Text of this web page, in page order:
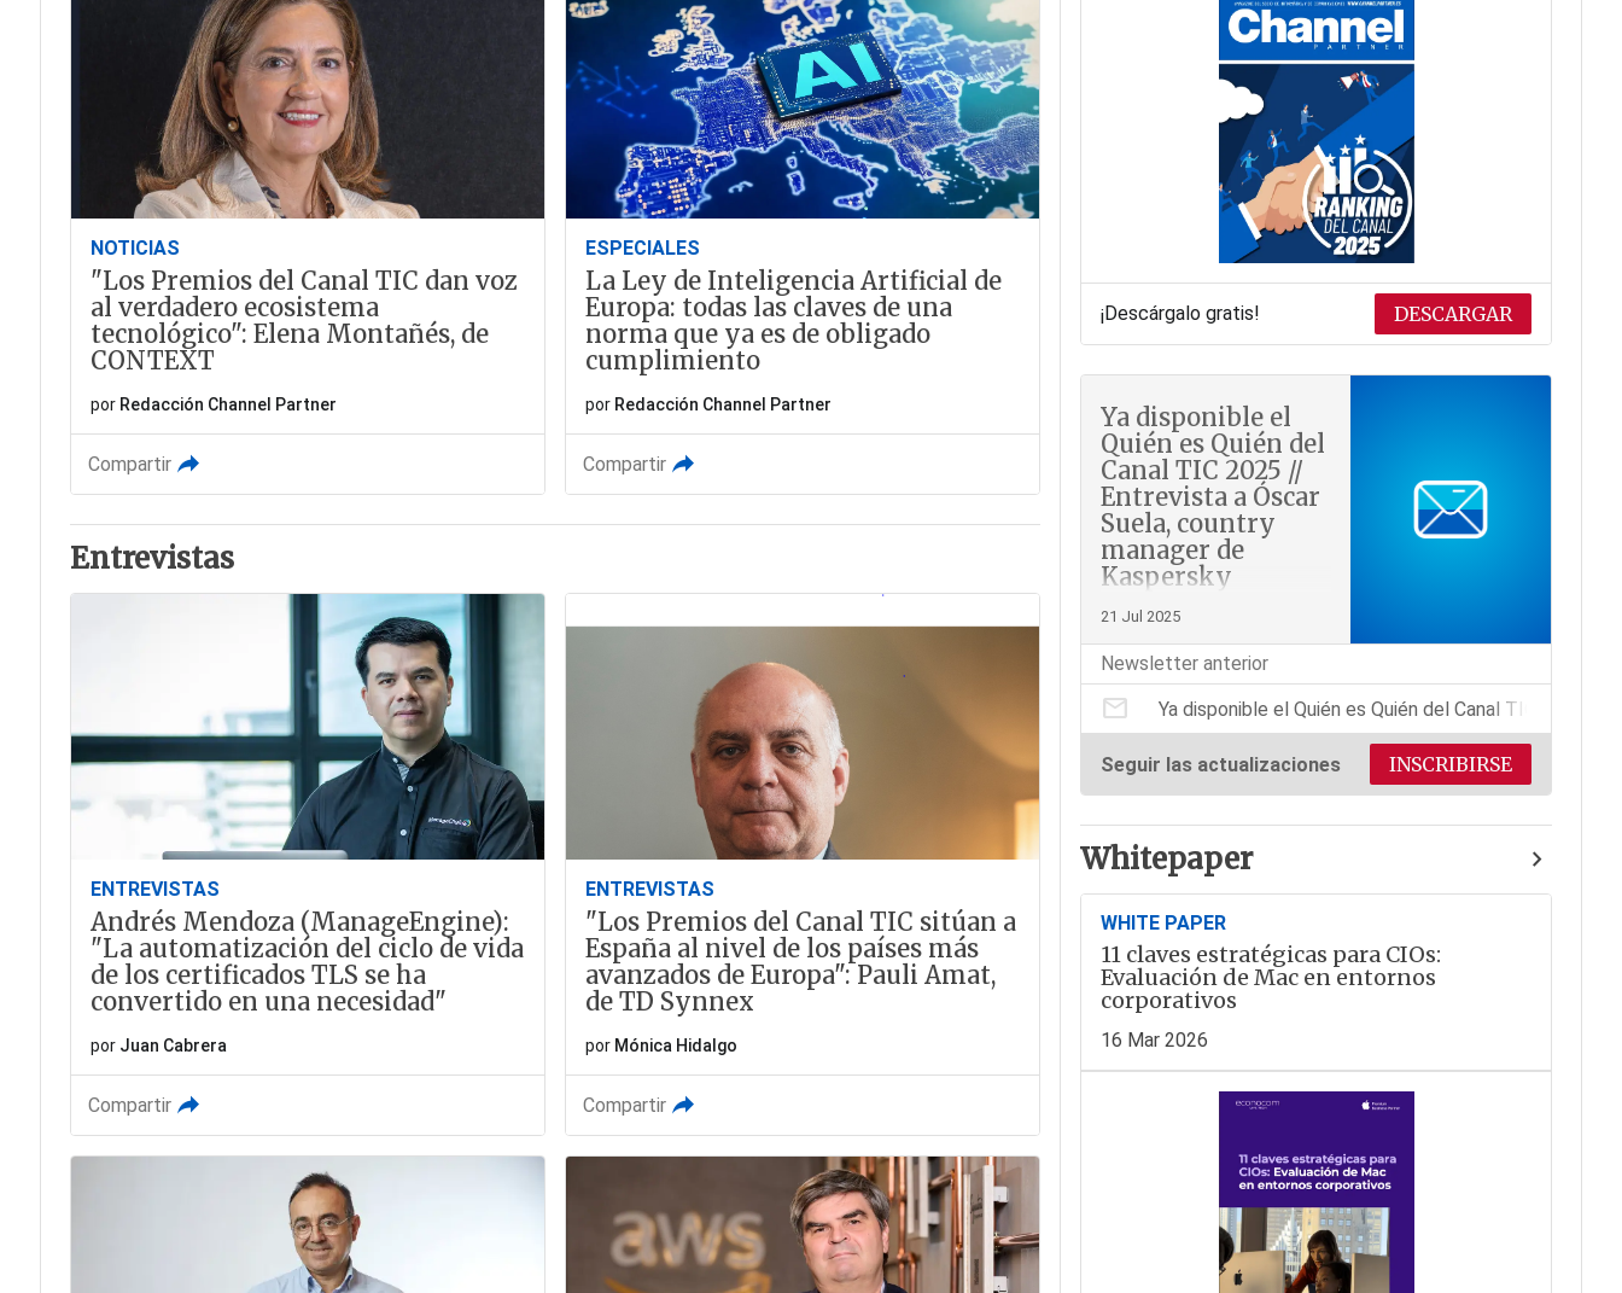
NOTICIAS
"Los Premios del Canal TIC dan voz
al verdadero ecosistema
tecnológico": Elena Montañés, de
CONTEXT
por Redacción Channel Partner
Compartir
ESPECIALES
La Ley de Inteligencia Artificial de
Europa: todas las claves de una
norma que ya es de obligado
cumplimiento
por Redacción Channel Partner
Compartir
Entrevistas
ENTREVISTAS
Andrés Mendoza (ManageEngine):
"La automatización del ciclo de vida
de los certificados TLS se ha
convertido en una necesidad"
por Juan Cabrera
Compartir
ENTREVISTAS
"Los Premios del Canal TIC sitúan a
España al nivel de los países más
avanzados de Europa": Pauli Amat,
de TD Synnex
por Mónica Hidalgo
Compartir
¡Descárgalo gratis! DESCARGAR
Ya disponible el
Quién es Quién del
Canal TIC 2025 //
Entrevista a Óscar
Suela, country
manager de
Kaspersky
21 Jul 2025
Newsletter anterior
mail Ya disponible el Quién es Quién del Canal TIC 2025
Seguir las actualizaciones INSCRIBIRSE
Whitepaper
WHITE PAPER
11 claves estratégicas para CIOs:
Evaluación de Mac en entornos
corporativos
16 Mar 2026